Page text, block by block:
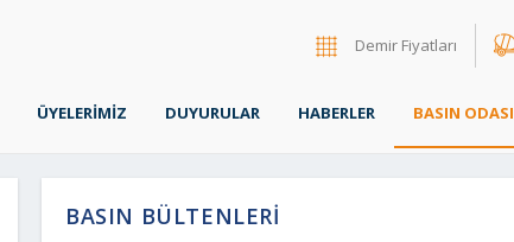
Demir Fiyatları
ÜYELERİMİZ DUYURULAR HABERLER BASIN ODASI
BASIN BÜLTENLERİ